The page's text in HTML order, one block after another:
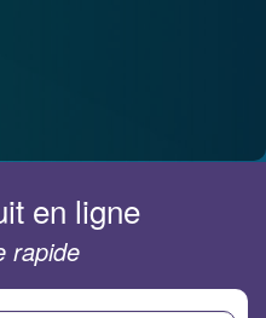
en ligne
rapide